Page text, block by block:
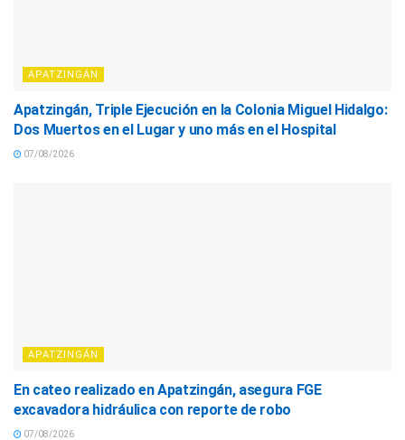
APATZINGÁN
Apatzingán, Triple Ejecución en la Colonia Miguel Hidalgo:
Dos Muertos en el Lugar y uno más en el Hospital
07/08/2026
APATZINGÁN
En cateo realizado en Apatzingán, asegura FGE
excavadora hidráulica con reporte de robo
07/08/2026